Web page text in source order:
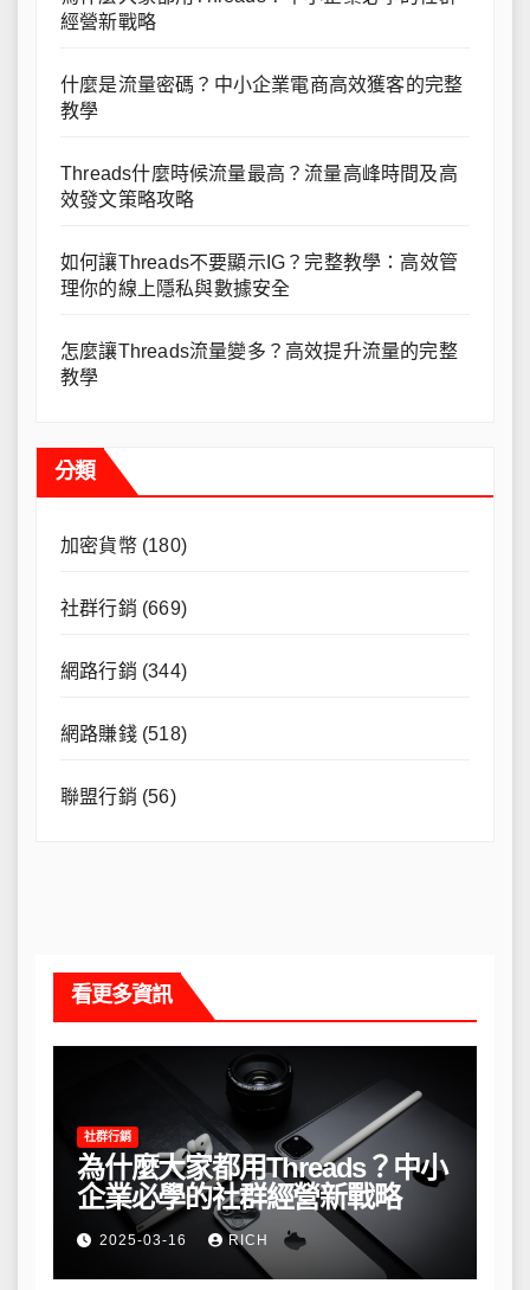
經營新戰略
什麼是流量密碼？中小企業電商高效獲客的完整
教學
Threads什麼時候流量最高？流量高峰時間及高
效發文策略攻略
如何讓Threads不要顯示IG？完整教學：高效管
理你的線上隱私與數據安全
怎麼讓Threads流量變多？高效提升流量的完整
教學
分類
加密貨幣(180)
社群行銷 (669)
網路行銷 (344)
網路賺錢(518)
聯盟行銷 (56)
看更多資訊
社群行銷
為什麼大家都用Threads？中小
企業必學的社群經營新戰略
2025-03-16 RICH